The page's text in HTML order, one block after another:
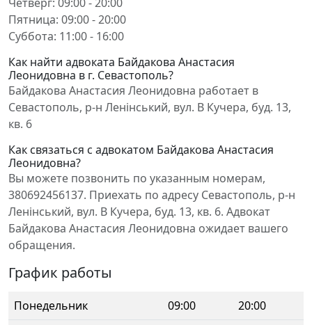
Пятница: 09:00 - 20:00
Суббота: 11:00 - 16:00
Как найти адвоката Байдакова Анастасия
Леонидовна в г. Севастополь?
Байдакова Анастасия Леонидовна работает в
Севастополь, р-н Ленінський, вул. В Кучера, буд. 13,
кв. 6
Как связаться с адвокатом Байдакова Анастасия
Леонидовна?
Вы можете позвонить по указанным номерам,
380692456137. Приехать по адресу Севастополь, р-н
Ленінський, вул. В Кучера, буд. 13, кв. 6. Адвокат
Байдакова Анастасия Леонидовна ожидает вашего
обращения.
График работы
Понедельник 09:00
20:00